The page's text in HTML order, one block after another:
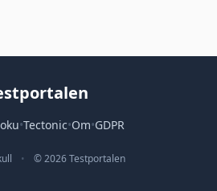
•Tectonic•Om•GDPR
• © 2026 Testportalen